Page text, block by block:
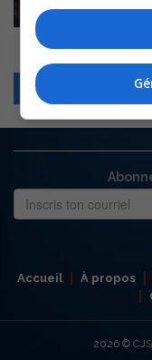
Accueil À propos
2026 ©